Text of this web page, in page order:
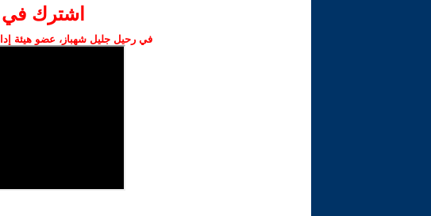
اشترك في
في رحيل جليل شهباز، عضو هيئة